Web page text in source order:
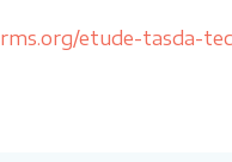
etude-tasda-